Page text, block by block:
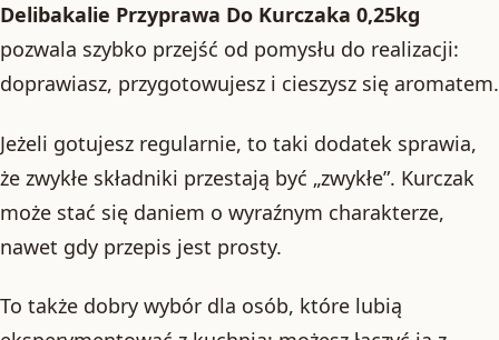
Delibakalie Przyprawa Do Kurczaka 0,25kg
pozwala szybko przejść od pomysłu do realizacji:
doprawiasz, przygotowujesz i cieszysz się aromatem.
Jeżeli gotujesz regularnie, to taki dodatek sprawia,
że zwykłe składniki przestają być „zwykłe”. Kurczak
może stać się daniem o wyraźnym charakterze,
nawet gdy przepis jest prosty.
To także dobry wybór dla osób, które lubią